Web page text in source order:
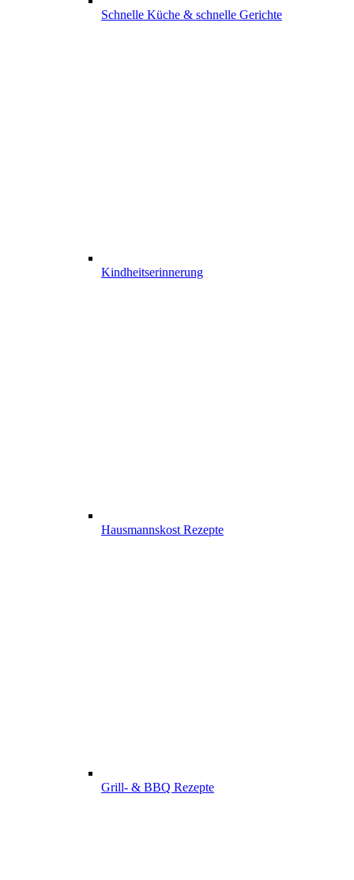
Schnelle Küche & schnelle Gerichte
Kindheits­erinnerung
Hausmannskost Rezepte
Grill- & BBQ Rezepte